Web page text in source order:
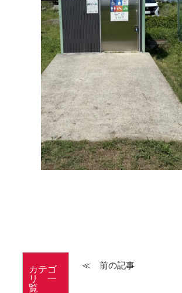
カテゴ
リ 一
覧
≪ 前の記事